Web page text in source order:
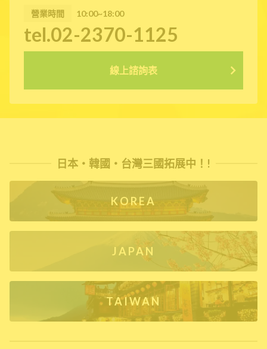
營業時間 10:00~18:00
tel.02-2370-1125
線上諮詢表
日本・韓國・台灣三國拓展中！!
KOREA
JAPAN
TAIWAN